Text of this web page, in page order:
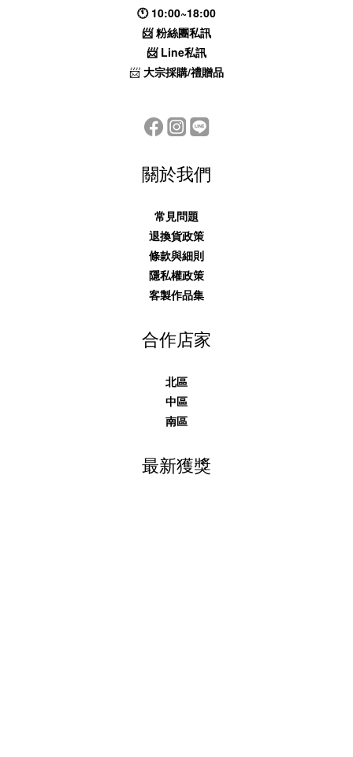
🕚 10:00~18:00
📨粉絲團私訊
📨 Line私訊
📨 大宗採購/禮贈品
關於我們
常見問題
退換貨政策
條款與細則
隱私權政策
客製作品集
合作店家
北區
中區
南區
最新獲獎